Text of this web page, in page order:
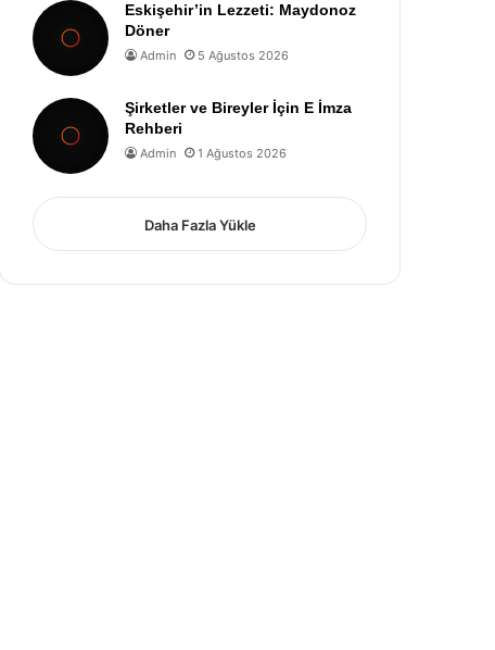
Eskişehir’in Lezzeti: Maydonoz
Döner
Admin 5 Ağustos 2026
Şirketler ve Bireyler İçin E İmza
Rehberi
Admin 1 Ağustos 2026
Daha Fazla Yükle